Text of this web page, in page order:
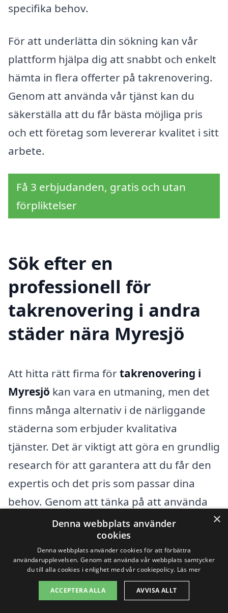
specifika behov.
För att underlätta din sökning kan vår
plattform hjälpa dig att snabbt och enkelt
hämta in flera offerter på takrenovering.
Genom att använda vår tjänst kan du
säkerställa att du får bästa möjliga pris
och ett företag som levererar kvalitet i sitt
arbete.
Få 3 erbjudanden, gratis och utan
förpliktelser
Sök efter en
professionell för
takrenovering i andra
städer nära Myresjö
Att hitta rätt firma förtakrenovering i
Myresjö kan vara en utmaning, men det
finns många alternativ i de närliggande
städerna som erbjuder kvalitativa
tjänster. Det är viktigt att göra en grundlig
research för att garantera att du får den
expertis och det pris som passar dina
behov. Genom att tänka på att använda
närliggande städer kan du få fler
erbjudanden och alternativ, vilket kan
leda till en bättre slutsumma för ditt
takprojekt.
×
Denna webbplats använder
cookies
Denna webbplats använder cookies för att förbättra
användarupplevelsen. Genom att använda vår webbplats samtycker
du till alla cookies i enlighet med vår cookiepolicy. Läs mer
ACCEPTERA ALLA AVVISA ALLT